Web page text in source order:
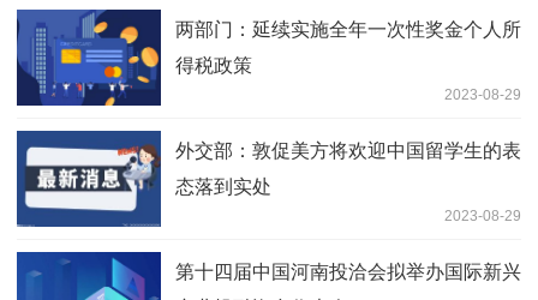
两部门：延续实施全年一次性奖金个人所
得税政策
2023-08-29
外交部：敦促美方将欢迎中国留学生的表
态落到实处
2023-08-29
第十四届中国河南投洽会拟举办国际新兴